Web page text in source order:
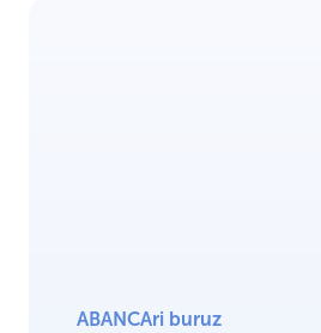
ABANCAri buruz